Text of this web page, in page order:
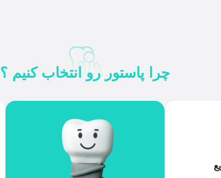
چرا پاستور رو انتخاب کنیم ؟